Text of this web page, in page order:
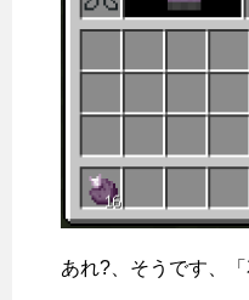
あれ?、そうです、「